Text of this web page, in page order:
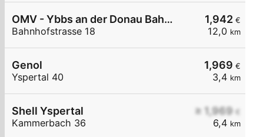
1,942 €
12,0 km
OMV - Ybbs an der Donau Bahnhofstraße 18
Bahnhofstrasse 18
1,969 €
3,4 km
Genol
Yspertal 40
≥ 1,969 €
6,4 km
Shell Yspertal
Kammerbach 36